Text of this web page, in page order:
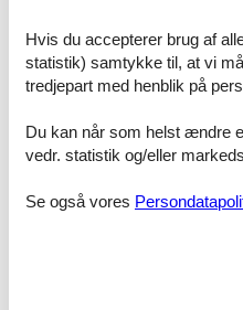
udbetaler vi dig hele differencen
direkte på din konto.
Hvis du har spørgsmål eller
velkommen til at kontakte os.
ring på 8724 2251.
Hvis du accepterer brug af
statistik) samtykke til, at vi
tredjepart med henblik på
Du kan når som helst ændre
vedr. statistik og/eller
Se også vores